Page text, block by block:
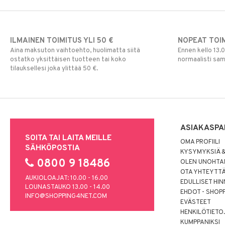
ILMAINEN TOIMITUS YLI 50 €
Aina maksuton vaihtoehto, huolimatta siitä
ostatko yksittäisen tuotteen tai koko
tilauksellesi joka ylittää 50 €.
NOPEAT
Ennen kello
normaalisti
SOITA TAI LAITA MEILLE
SÄHKÖPOSTIA
0800 9 18486
AUKIOLOAJAT: 10.00 - 16.00
LOUNASTAUKO 13.00 - 14.00
INFO@SHOPPING4NET.COM
OMA PROFIILI
KYSYMYKSIÄ
OLEN
OTA
EDULLISET
EHDOT -
EVÄSTEET
KUMPPANIKSI